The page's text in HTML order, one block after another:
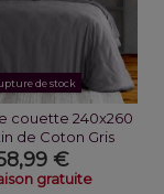
de stock
couette 240x260
de Coton Gris
€
gratuite